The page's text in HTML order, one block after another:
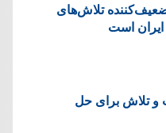
تلاش‌های
ایران است
تلاش برای حل